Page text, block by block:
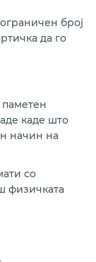
број
да го
каде што
начин на
со
физичката